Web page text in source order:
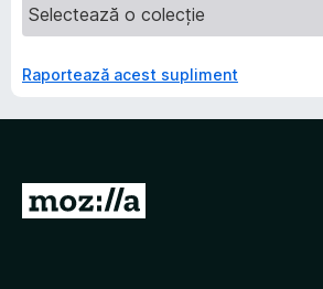
Raportează acest supliment
D